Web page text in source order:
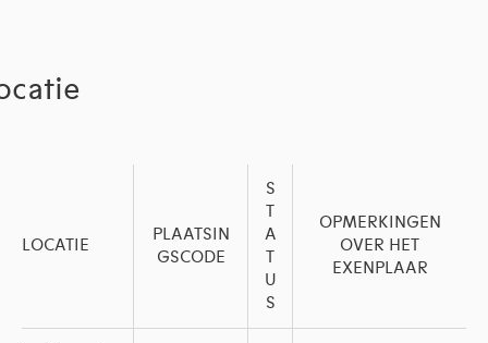
LOCATIE
PLAATSIN
GSCODE
S
T
A
T
U
S
OPMERKINGEN
OVER HET
EXENPLAAR